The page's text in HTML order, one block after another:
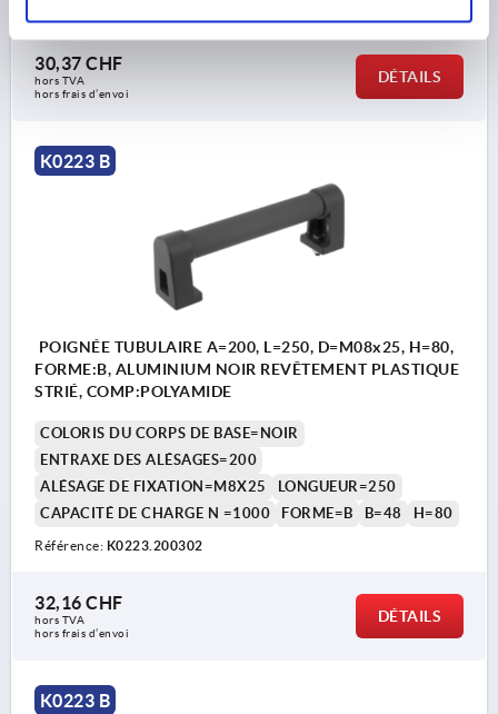
30,37 CHF
hors TVA
hors frais d’envoi
DÉTAILS
K0223 B
POIGNÉE TUBULAIRE A=200, L=250, D=M08x25, H=80,
FORME:B, ALUMINIUM NOIR REVÊTEMENT PLASTIQUE
STRIÉ, COMP:POLYAMIDE
COLORIS DU CORPS DE BASE=NOIR
ENTRAXE DES ALÉSAGES=200
ALÉSAGE DE FIXATION=M8X25
LONGUEUR=250
CAPACITÉ DE CHARGE N =1000
FORME=B B=48 H=80
Référence: K0223.200302
32,16 CHF
hors TVA
hors frais d’envoi
DÉTAILS
K0223 B